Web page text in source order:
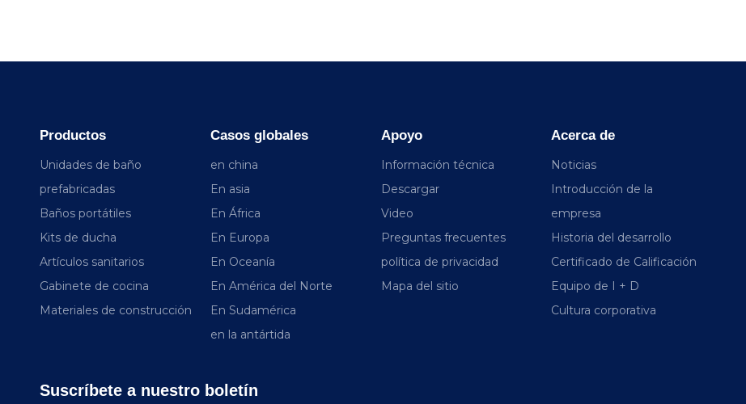
Productos
Unidades de baño
prefabricadas
Baños portátiles
Kits de ducha
Artículos sanitarios
Gabinete de cocina
Materiales de construcción
Casos globales
en china
En asia
En África
En Europa
En Oceanía
En América del Norte
En Sudamérica
en la antártida
Apoyo
Información técnica
Descargar
Video
Preguntas frecuentes
política de privacidad
Mapa del sitio
Acerca de
Noticias
Introducción de la
empresa
Historia del desarrollo
Certificado de Calificación
Equipo de I + D
Cultura corporativa
Suscríbete a nuestro boletín